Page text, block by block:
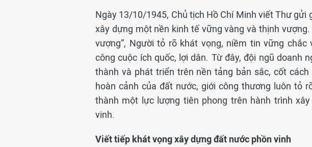
Ngày 13/10/1945, Chủ tịch Hồ Chí Minh viết Thư gửi
xây dựng một nền kinh tế vững vàng và thịnh vượng.
vượng”, Người tỏ rõ khát vọng, niềm tin vững
công cuộc ích quốc, lợi dân. Từ đây, đội ngũ doanh
thành và phát triển trên nền tảng bản sắc, cốt
hoàn cảnh của đất nước, giới công thương luôn tỏ
thành một lực lượng tiên phong trên hành trình
vinh.
Viết tiếp khát vọng xây dựng đất nước phồn vinh